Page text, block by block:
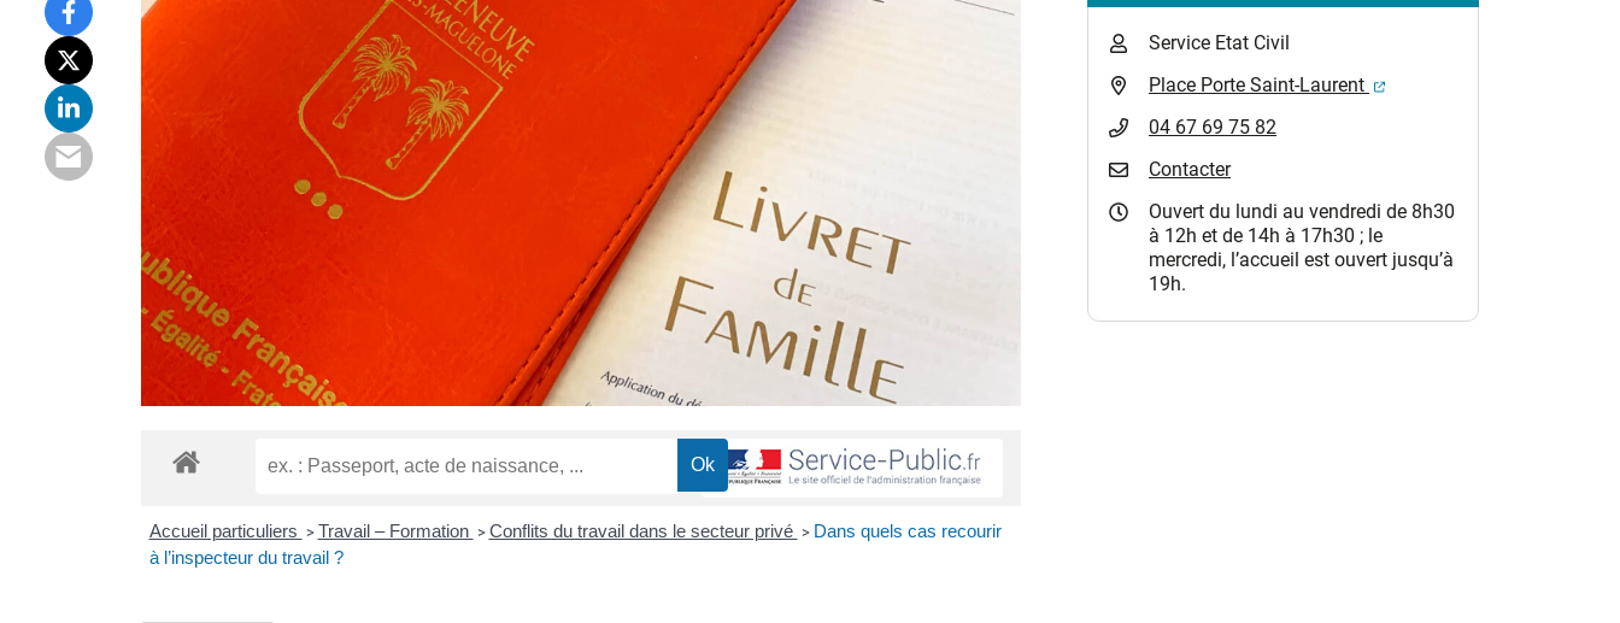
Accueil particuliers > Travail – Formation > Conflits du travail dans le secteur privé > Dans quels cas recourir
à l’inspecteur du travail ?
Service Etat Civil
Place Porte Saint-Laurent
(ouverture dans un nouvel
04 67 69 75 82
Contacter
Ouvert du lundi au vendredi de 8h30
à 12h et de 14h à 17h30 ; le
mercredi, l’accueil est ouvert jusqu’à
19h.